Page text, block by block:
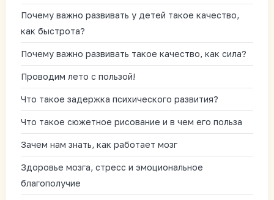
Почему важно развивать у детей такое качество,
как быстрота?
Почему важно развивать такое качество, как сила?
Проводим лето с пользой!
Что такое задержка психического развития?
Что такое сюжетное рисование и в чем его польза
Зачем нам знать, как работает мозг
Здоровье мозга, стресс и эмоциональное
благополучие